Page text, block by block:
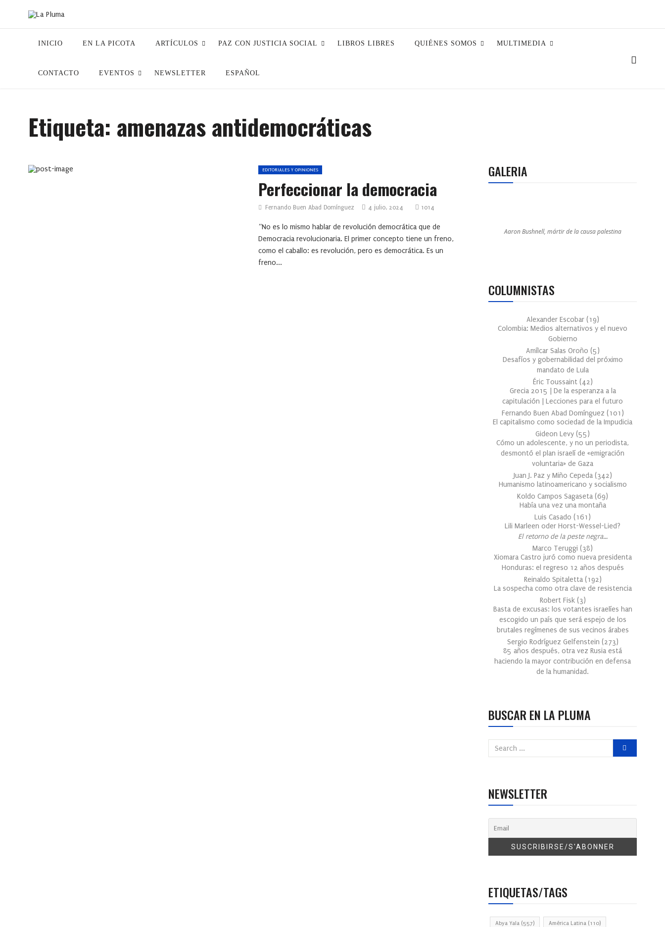
INICIO EN LA PICOTA ARTÍCULOS PAZ CON JUSTICIA SOCIAL LIBROS LIBRES QUIÉNES SOMOS MULTIMEDIA
CONTACTO EVENTOS NEWSLETTER ESPAÑOL
Etiqueta: amenazas antidemocráticas
EDITORIALES Y OPINIONES
Perfeccionar la democracia
Fernando Buen Abad Domínguez 4 julio, 2024 1014
“No es lo mismo hablar de revolución democrática que de
Democracia revolucionaria. El primer concepto tiene un freno,
como el caballo: es revolución, pero es democrática. Es un
freno...
GALERIA
Aaron Bushnell, mártir de la causa palestina
COLUMNISTAS
Alexander Escobar (19)
Colombia: Medios alternativos y el nuevo
Gobierno
Amílcar Salas Oroño (5)
Desafíos y gobernabilidad del próximo
mandato de Lula
Éric Toussaint (42)
Grecia 2015 | De la esperanza a la
capitulación | Lecciones para el futuro
Fernando Buen Abad Domínguez (101 )
El capitalismo como sociedad de la Impudicia
Gideon Levy (55)
Cómo un adolescente, y no un periodista,
desmontó el plan israelí de «emigración
voluntaria» de Gaza
Juan J. Paz y Miño Cepeda (342)
Humanismo latinoamericano y socialismo
Koldo Campos Sagaseta (69)
Había una vez una montaña
Luis Casado (161 )
Lili Marleen oder Horst-Wessel-Lied?
El retorno de la peste negra…
Marco Teruggi (38)
Xiomara Castro juró como nueva presidenta
Honduras: el regreso 12 años después
Reinaldo Spitaletta (192)
La sospecha como otra clave de resistencia
Robert Fisk (3)
Basta de excusas: los votantes israelíes han
escogido un país que será espejo de los
brutales regímenes de sus vecinos árabes
Sergio Rodríguez Gelfenstein (273)
85 años después, otra vez Rusia está
haciendo la mayor contribución en defensa
de la humanidad.
BUSCAR EN LA PLUMA
NEWSLETTER
ETIQUETAS/TAGS
Abya Yala (557) América Latina (110)